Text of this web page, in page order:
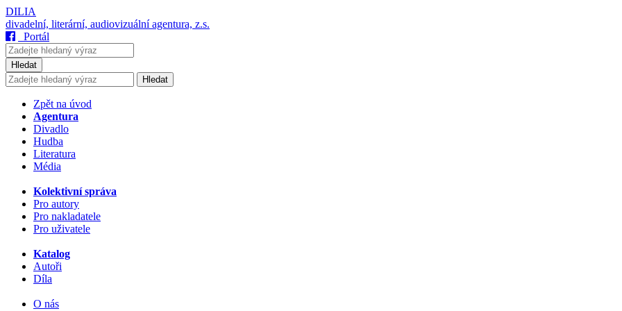
DILIA
divadelní, literární, audiovizuální agentura, z.s.
Portál
Hledat
Hledat
Zpět na úvod
Agentura
Divadlo
Hudba
Literatura
Média
Kolektivní správa
Pro autory
Pro nakladatele
Pro uživatele
Katalog
Autoři
Díla
O nás